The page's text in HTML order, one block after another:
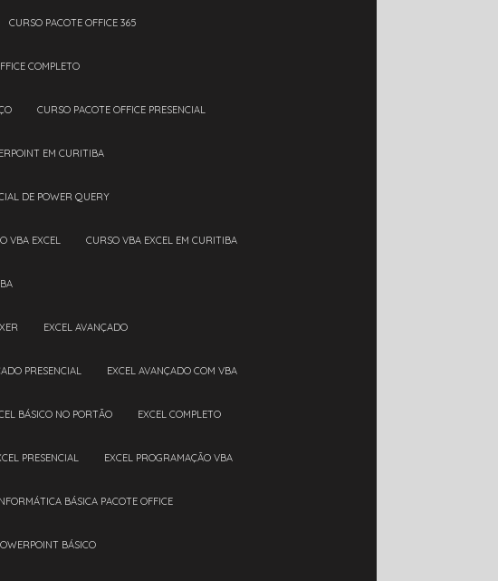
CURSO PACOTE OFFICE 365
COMPLETO
CURSO PACOTE OFFICE PRESENCIAL
EM CURITIBA
DE POWER QUERY
VBA EXCEL CURSO VBA EXCEL EM CURITIBA
EXCEL AVANÇADO
PRESENCIAL EXCEL AVANÇADO COM VBA
BÁSICO NO PORTÃO EXCEL COMPLETO
PRESENCIAL EXCEL PROGRAMAÇÃO VBA
INFORMÁTICA BÁSICA PACOTE OFFICE
POWERPOINT BÁSICO